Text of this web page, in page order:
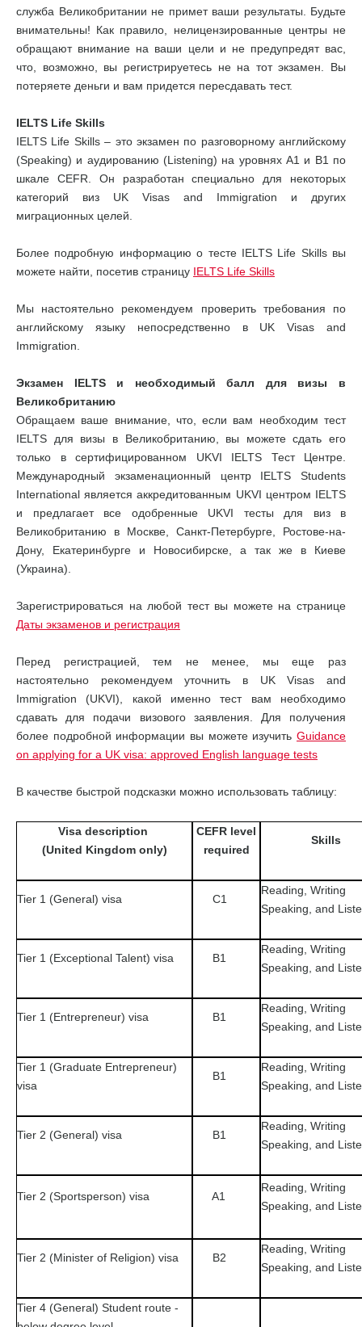
служба Великобритании не примет ваши результаты. Будьте
внимательны! Как правило, нелицензированные центры не
обращают внимание на ваши цели и не предупредят вас,
что, возможно, вы регистрируетесь не на тот экзамен. Вы
потеряете деньги и вам придется пересдавать тест.
IELTS Life Skills
IELTS Life Skills – это экзамен по разговорному английскому
(Speaking) и аудированию (Listening) на уровнях А1 и В1 по
шкале CEFR. Он разработан специально для некоторых
категорий виз UK Visas and Immigration и других
миграционных целей.
Более подробную информацию о тесте IELTS Life Skills вы
можете найти, посетив страницу IELTS Life Skills
Мы настоятельно рекомендуем проверить требования по
английскому языку непосредственно в UK Visas and
Immigration.
Экзамен IELTS и необходимый балл для визы в
Великобританию
Обращаем ваше внимание, что, если вам необходим тест
IELTS для визы в Великобританию, вы можете сдать его
только в сертифицированном UKVI IELTS Тест Центре.
Международный экзаменационный центр IELTS Students
International является аккредитованным UKVI центром IELTS
и предлагает все одобренные UKVI тесты для виз в
Великобританию в Москве, Санкт-Петербурге, Ростове-на-
Дону, Екатеринбурге и Новосибирске, а так же в Киеве
(Украина).
Зарегистрироваться на любой тест вы можете на странице
Даты экзаменов и регистрация
Перед регистрацией, тем не менее, мы еще раз
настоятельно рекомендуем уточнить в UK Visas and
Immigration (UKVI), какой именно тест вам необходимо
сдавать для подачи визового заявления. Для получения
более подробной информации вы можете изучить Guidance
on applying for a UK visa: approved English language tests
В качестве быстрой подсказки можно использовать таблицу:
Visa description
(United Kingdom only)
CEFR level
required
Skills
Tier 1 (General) visa C1
Reading, Writing
Speaking, and
Tier 1 (Exceptional Talent) visa B1
Reading, Writing
Speaking, and
Tier 1 (Entrepreneur) visa B1
Reading, Writing
Speaking, and
Tier 1 (Graduate Entrepreneur)
visa
B1
Reading, Writing
Speaking, and
Tier 2 (General) visa B1
Reading, Writing
Speaking, and
Tier 2 (Sportsperson) visa A1
Reading, Writing
Speaking, and
Tier 2 (Minister of Religion) visa B2
Reading, Writing
Speaking, and
Tier 4 (General) Student route -